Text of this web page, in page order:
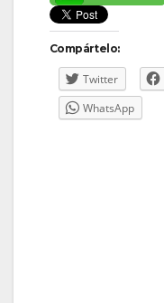
Compártelo:
Twitter
WhatsApp